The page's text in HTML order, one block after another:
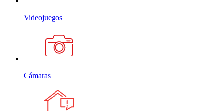
Videojuegos
Cámaras